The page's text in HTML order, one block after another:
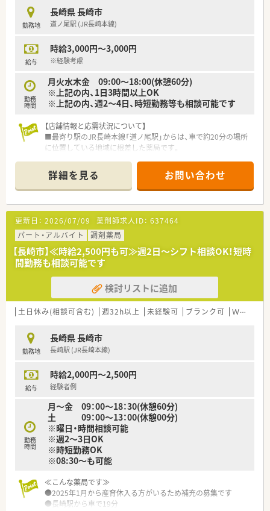
■スタッフの定着率が非常に高く、腰を据えて長く働くことがで
きる安定した職場環境が大きな特徴です。
■代表自らが現場の状況を把握し、スタッフが働きやすいよう積
【求人情報について】
ら648万円を想定している高待遇の求人です。
■調剤や監査、服薬指導といった保険調剤業務を主軸に、OTCの
販売や相談対応などもお任せします。
入費用は法人が全額負担する制度があります。
勤務地
長崎県 長崎市
道ノ尾駅 (JR長崎本線)
給与
時給3,000円～3,000円
※経験考慮
勤務
時間
月火水木金 09:00～18:00(休憩60分)
※上記の内、1日3時間以上OK
※上記の内、週2～4日、時短勤務等も相談可能です
【店舗情報と応需状況について】
■最寄り駅のJR長崎本線「道ノ尾駅」からは、車で約20分の場所
に位置している地域に根差した薬局です。
方箋が全体の約70%を占めています。
■1日の処方箋枚数は平均50枚から60枚程度で、薬剤師2名と事
務員2名で対応する人員体制です。
【募集背景と求める人物像について】
■今回は、常勤薬剤師1名の退職に伴う欠員補充が目的であり、
即戦力として活躍できる方を募集します。
■調剤薬局での実務経験が1年以上あり、患者様やスタッフと円
滑なコミュニケーションが取れる方を求めています。
■地域医療に貢献したいという想いを持ち、患者様一人ひとりに
寄り添った丁寧な対応ができる方を歓迎します。
【法人特徴について】
■調剤薬局の運営に加え、OTCや日用品も取り扱い、地域住民の
■スタッフの定着率が非常に高く、腰を据えて長く働くことがで
きる安定した職場環境が大きな特徴です。
■代表自らが現場の状況を把握し、スタッフが働きやすいよう積
【求人情報について】
■調剤や監査、服薬指導といった保険調剤業務を主軸に、OTCの
販売や相談対応などもお任せします。
■専門職としてのスキルアップを支援するため、薬剤師会への加
入費用は法人が全額負担する制度があります。
詳細を見る お問い合わせ
更新日： 2026/07/09 薬剤師求人ID： 637464
パート・アルバイト
調剤薬局
【長崎市】≪時給2,500円も可≫週2日～シフト相談OK！短時
間勤務も相談可能です
検討リストに追加
土日休み(相談可含む) 週32h以上 未経験可 ブランク可 Ｗワーク可
勤務地
長崎県 長崎市
長崎駅 (JR長崎本線)
給与
時給2,000円～2,500円
経験者例
勤務
時間
月～金 09：00～18：30(休憩60分)
土 09：00～13：00(休憩00分)
※曜日・時間相談可能
※週2～3日OK
※時短勤務OK
※08:30～も可能
≪こんな薬局です≫
●2025年1月から産育休入る方がいるため補充の募集です
●長崎駅から車で19分